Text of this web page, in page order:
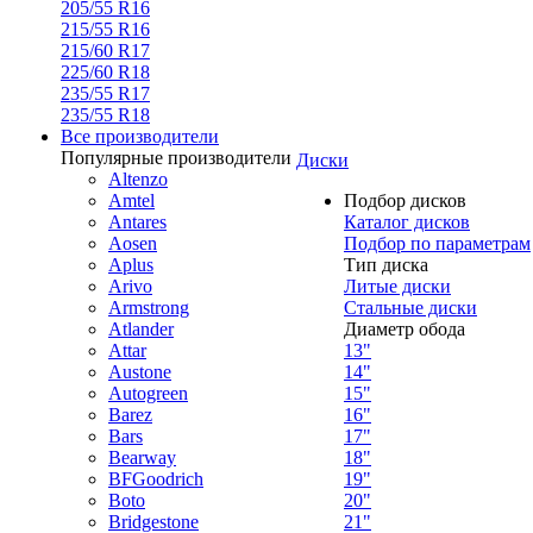
205/55 R16
215/55 R16
215/60 R17
225/60 R18
235/55 R17
235/55 R18
Все производители
Популярные производители
Altenzo
Amtel
Antares
Aosen
Aplus
Arivo
Armstrong
Atlander
Attar
Austone
Autogreen
Barez
Bars
Bearway
BFGoodrich
Boto
Bridgestone
Диски
Подбор дисков
Каталог дисков
Подбор по параметрам
Тип диска
Литые диски
Стальные диски
Диаметр обода
13"
14"
15"
16"
17"
18"
19"
20"
21"